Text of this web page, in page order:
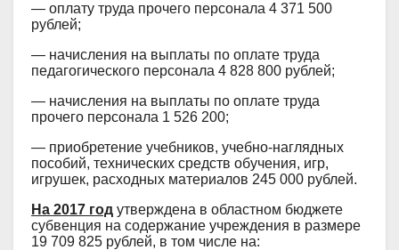
— оплату труда прочего персонала 4 371 500
рублей;
— начисления на выплаты по оплате труда
педагогического персонала 4 828 800 рублей;
— начисления на выплаты по оплате труда
прочего персонала 1 526 200;
— приобретение учебников, учебно-наглядных
пособий, технических средств обучения, игр,
игрушек, расходных материалов 245 000 рублей.
На 2017 год утверждена в областном бюджете
субвенция на содержание учреждения в размере
19 709 825 рублей, в том числе на: